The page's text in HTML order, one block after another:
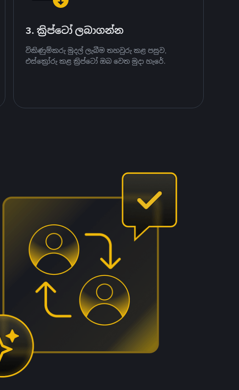
3. ක්‍රිප්ටෝ ලබාගන්න
විකිණුම්කරු මුදල් ලැබීම තහවුරු කළ පසුව,
එස්ක්‍රෝරු කළ ක්‍රිප්ටෝ ඔබ වෙත මුදා හැරේ.